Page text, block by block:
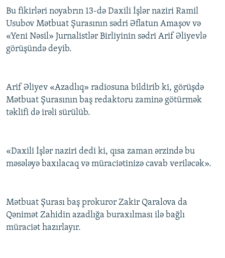
XƏBƏR BÜLLETENLƏRIMIZ
Bu fikirləri noyabrın 13-də Daxili İşlər naziri Ramil
Usubov Mətbuat Şurasının sədri Əflatun Amaşov və
«Yeni Nəsil» Jurnalistlər Birliyinin sədri Arif Əliyevlə
görüşündə deyib.
Arif Əliyev «Azadlıq» radiosuna bildirib ki, görüşdə
Mətbuat Şurasının baş redaktoru zaminə götürmək
təklifi də irəli sürülüb.
«Daxili İşlər naziri dedi ki, qısa zaman ərzində bu
məsələyə baxılacaq və müraciətinizə cavab veriləcək».
Mətbuat Şurası baş prokuror Zakir Qaralova da
Qənimət Zahidin azadlığa buraxılması ilə bağlı
müraciət hazırlayır.